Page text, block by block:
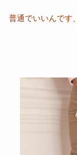
普通でいいんです